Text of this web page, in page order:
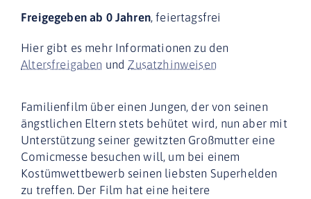
Freigegeben ab 0 Jahren, feiertagsfrei
Hier gibt es mehr Informationen zu den
Altersfreigaben und Zusatzhinweisen
Familienfilm über einen Jungen, der von seinen
ängstlichen Eltern stets behütet wird, nun aber mit
Unterstützung seiner gewitzten Großmutter eine
Comicmesse besuchen will, um bei einem
Kostümwettbewerb seinen liebsten Superhelden
zu treffen. Der Film hat eine heitere